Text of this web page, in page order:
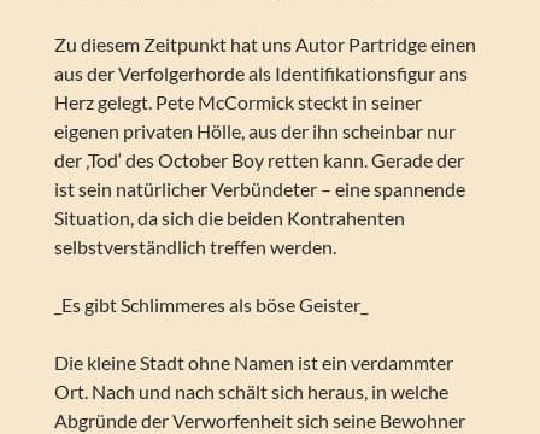
Zu diesem Zeitpunkt hat uns Autor Partridge einen
aus der Verfolgerhorde als Identifikationsfigur ans
Herz gelegt. Pete McCormick steckt in seiner
eigenen privaten Hölle, aus der ihn scheinbar nur
der ‚Tod‘ des October Boy retten kann. Gerade der
ist sein natürlicher Verbündeter – eine spannende
Situation, da sich die beiden Kontrahenten
selbstverständlich treffen werden.
_Es gibt Schlimmeres als böse Geister_
Die kleine Stadt ohne Namen ist ein verdammter
Ort. Nach und nach schält sich heraus, in welche
Abgründe der Verworfenheit sich seine Bewohner